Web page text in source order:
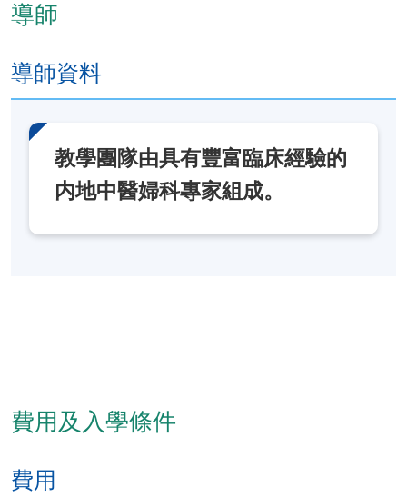
此學科單元的整體學習成效：
參考和詮釋中醫婦科古典文獻；
闡釋古代及現代中醫婦科名家的理論和治療特色，
利用現代中醫婦科學知識處理臨床婦科病案，並批
判性分析和總結經驗，提出對中醫婦科學理論或中
醫婦科療法的個人見解。
逢周日，9:30am - 12:30pm 及 1:30pm - 4:30pm
導師
導師資料
教學團隊由具有豐富臨床經驗的
内地中醫婦科專家組成。
費用及入學條件
費用